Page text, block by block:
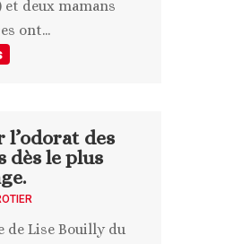
et deux mamans
ont...
l’odorat des
dès le plus
de Lise Bouilly du